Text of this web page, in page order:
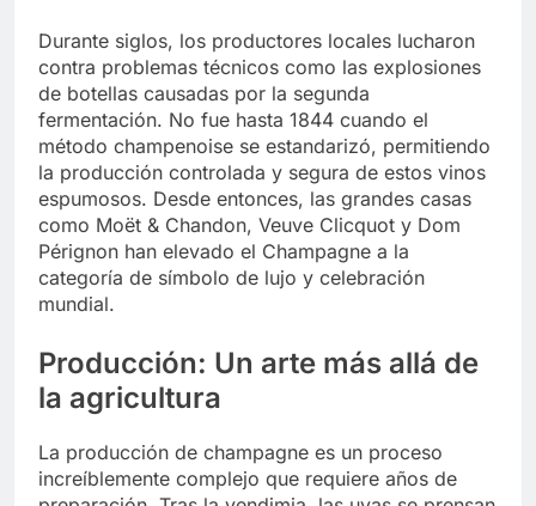
Durante siglos, los productores locales lucharon
contra problemas técnicos como las explosiones
de botellas causadas por la segunda
fermentación. No fue hasta 1844 cuando el
método champenoise se estandarizó, permitiendo
la producción controlada y segura de estos vinos
espumosos. Desde entonces, las grandes casas
como Moët & Chandon, Veuve Clicquot y Dom
Pérignon han elevado el Champagne a la
categoría de símbolo de lujo y celebración
mundial.
Producción: Un arte más allá de
la agricultura
La producción de champagne es un proceso
increíblemente complejo que requiere años de